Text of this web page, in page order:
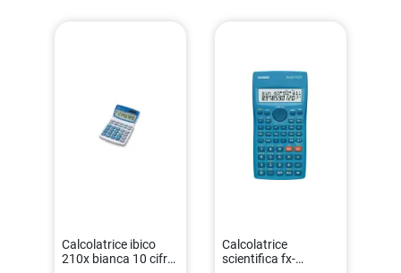
Calcolatrice ibico
210x bianca 10 cifre
Calcolatrice
scientifica fx-